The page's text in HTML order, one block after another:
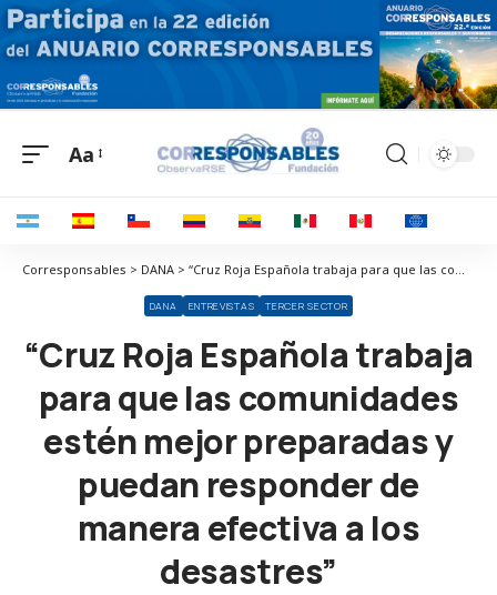
Aa
Corresponsables > DANA > “Cruz Roja Española trabaja para que las comunidades estén mejor preparadas y puedan responder de manera efectiva a los desastres”
DANA ENTREVISTAS TERCER SECTOR
“Cruz Roja Española trabaja
para que las comunidades
estén mejor preparadas y
puedan responder de
manera efectiva a los
desastres”